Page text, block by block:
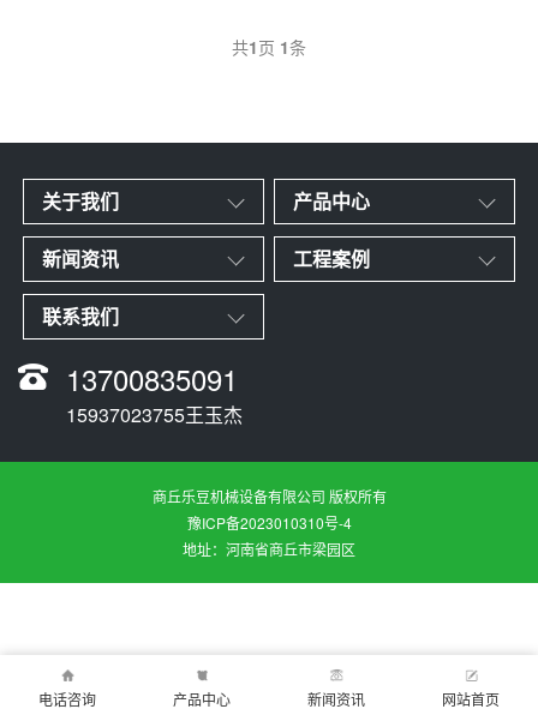
共1页 1条
关于我们 产品中心
新闻资讯 工程案例
联系我们
13700835091
15937023755王玉杰
商丘乐豆机械设备有限公司 版权所有
豫ICP备2023010310号-4
地址：河南省商丘市梁园区
电话咨询 产品中心 新闻资讯 网站首页